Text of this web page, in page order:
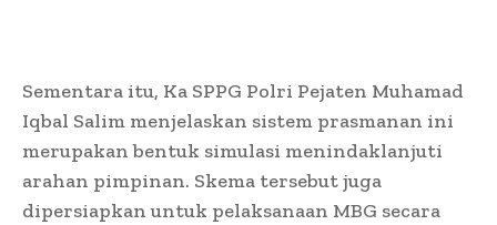
Sementara itu, Ka SPPG Polri Pejaten Muhamad
Iqbal Salim menjelaskan sistem prasmanan ini
merupakan bentuk simulasi menindaklanjuti
arahan pimpinan. Skema tersebut juga
dipersiapkan untuk pelaksanaan MBG secara